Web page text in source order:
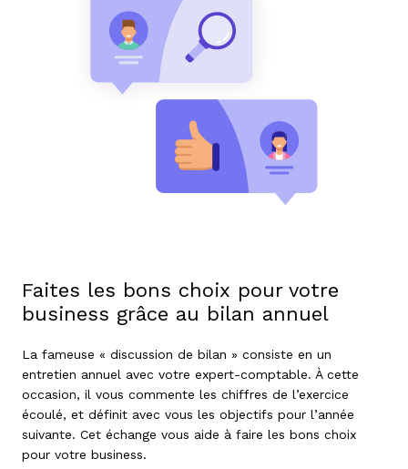
Faites les bons choix pour votre
business grâce au bilan annuel
La fameuse « discussion de bilan » consiste en un
entretien annuel avec votre expert-comptable. À cette
occasion, il vous commente les chiffres de l’exercice
écoulé, et définit avec vous les objectifs pour l’année
suivante. Cet échange vous aide à faire les bons choix
pour votre business.